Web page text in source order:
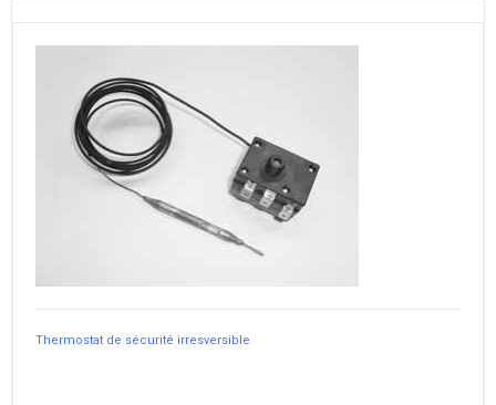
Thermostat de sécurité irresversible